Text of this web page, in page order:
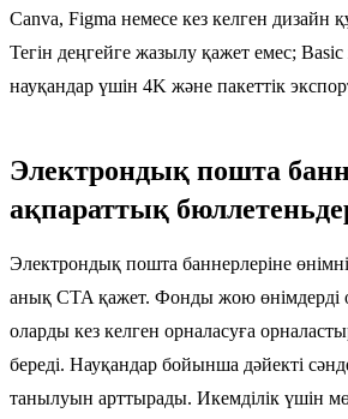
Canva, Figma немесе кез келген дизайн
Тегін деңгейге жазылу қажет емес;
науқандар үшін 4K және пакеттік
Электрондық пошта
ақпараттық
Электрондық пошта баннерлеріне
анық CTA қажет. Фонды жою өнімдерді
оларды кез келген орналасуға
береді. Науқандар бойынша дәйекті
танылуын арттырады. Икемділік үшін